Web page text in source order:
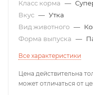
Класс корма —
Вкус — Утка
Вид животного —
Форма выпуска —
Все характеристики
Цена действительна
может отличаться от